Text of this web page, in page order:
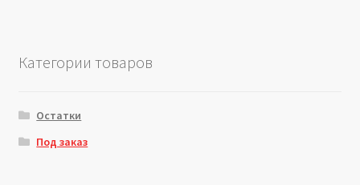
Категории товаров
Остатки
Под заказ